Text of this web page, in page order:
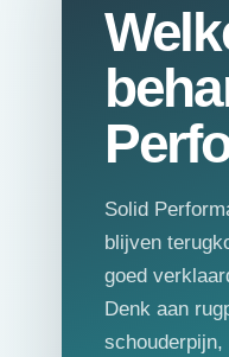
Solid
blijven
goed
Denk aan